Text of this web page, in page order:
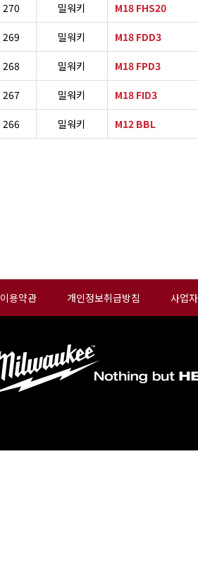
270 밀워키 M18 FHS20
269 밀워키 M18 FDD3
268 밀워키 M18 FPD3
267 밀워키 M18 FID3
266 밀워키 M12 BBL
이용약관 개인정보취급방침 사업